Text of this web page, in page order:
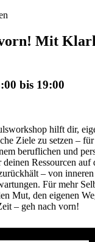
Mit
bis 19:00
hilft dir,
Ziele zu setzen –
beruflichen und
Ressourcen auf
– von
Für mehr
Mut, den eigenen
– geh nach vorn!